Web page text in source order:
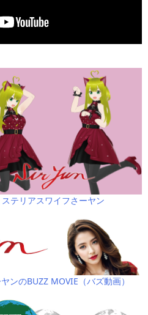
テリアスワイフさーヤン
のBUZZ MOVIE（バズ動画）